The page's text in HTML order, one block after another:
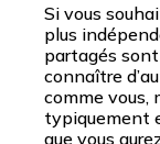
Si vous
plus
partagés
connaître
comme vous,
typiquement
que vous